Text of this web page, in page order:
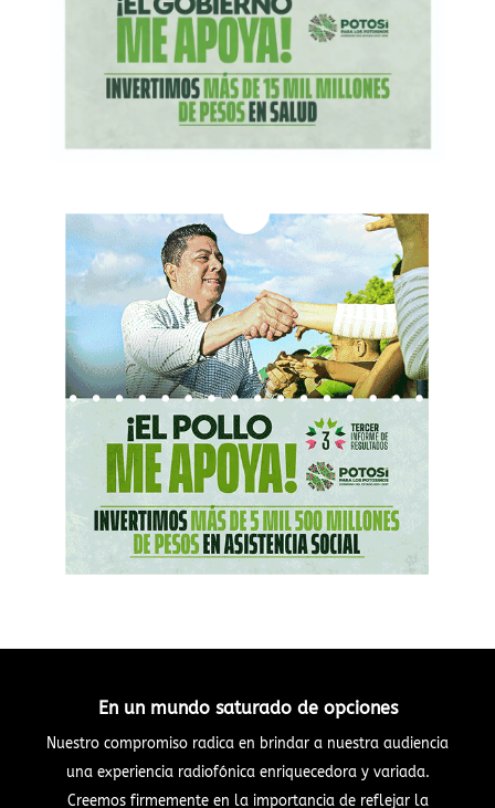
En un mundo saturado de opciones
Nuestro compromiso radica en brindar a nuestra audiencia
una experiencia radiofónica enriquecedora y variada.
Creemos firmemente en la importancia de reflejar la